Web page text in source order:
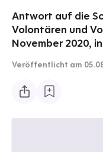
Antwort auf die
Volontären und
November 2020,
Veröffentlicht am